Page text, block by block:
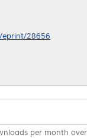
28656
per month